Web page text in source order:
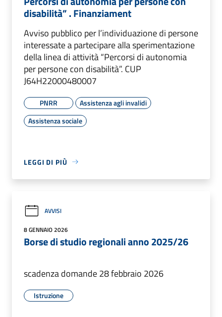
disabilità” . Finanziament
Avviso pubblico per l’individuazione di persone
interessate a partecipare alla sperimentazione
della linea di attività “Percorsi di autonomia
per persone con disabilità”. CUP
J64H22000480007
PNRR
Assistenza agli invalidi
Assistenza sociale
LEGGI DI PIÙ
AVVISI
8 GENNAIO 2026
Borse di studio regionali anno 2025/26
scadenza domande 28 febbraio 2026
Istruzione